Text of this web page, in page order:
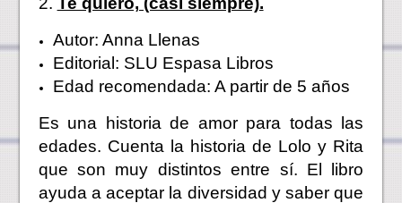
Autor: Anna Llenas
Editorial: SLU Espasa Libros
Edad recomendada: A partir de 5 años
Es una historia de amor para todas las
edades. Cuenta la historia de Lolo y Rita
que son muy distintos entre sí. El libro
ayuda a aceptar la diversidad y saber que